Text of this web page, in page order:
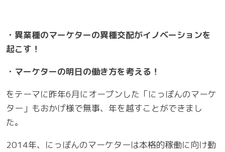
・異業種のマーケターの異種交配がイノベーションを
起こす！
・マーケターの明日の働き方を考える！
をテーマに昨年6月にオープンした「にっぽんのマーケ
ター」もおかげ様で無事、年を越すことができまし
た。
2014年、にっぽんのマーケターは本格的稼働に向け動